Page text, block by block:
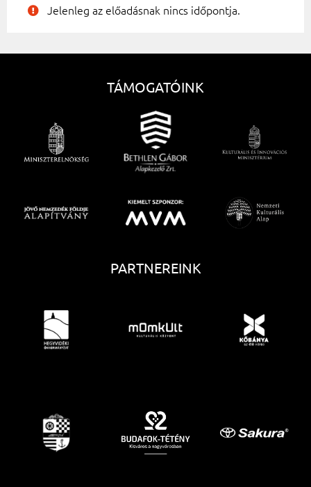
Jelenleg az előadásnak nincs időpontja.
TÁMOGATÓINK
PARTNEREINK